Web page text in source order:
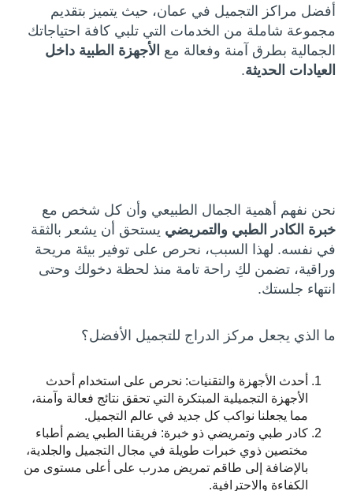
أفضل مراكز التجميل في عمان، حيث يتميز بتقديم
مجموعة شاملة من الخدمات التي تلبي كافة احتياجاتك
الجمالية بطرق آمنة وفعالة مع الأجهزة الطبية داخل
العيادات الحديثة.
نحن نفهم أهمية الجمال الطبيعي وأن كل شخص مع
خبرة الكادر الطبي والتمريضي يستحق أن يشعر بالثقة
في نفسه. لهذا السبب، نحرص على توفير بيئة مريحة
وراقية، تضمن لكِ راحة تامة منذ لحظة دخولك وحتى
انتهاء جلستك.
ما الذي يجعل مركز الدراج للتجميل الأفضل؟
أحدث الأجهزة والتقنيات: نحرص على استخدام أحدث
الأجهزة التجميلية المبتكرة التي تحقق نتائج فعالة وآمنة،
مما يجعلنا نواكب كل جديد في عالم التجميل.
كادر طبي وتمريضي ذو خبرة: فريقنا الطبي يضم أطباء
مختصين ذوي خبرات طويلة في مجال التجميل والجلدية،
بالإضافة إلى طاقم تمريض مدرب على أعلى مستوى من
الكفاءة والاحترافية.